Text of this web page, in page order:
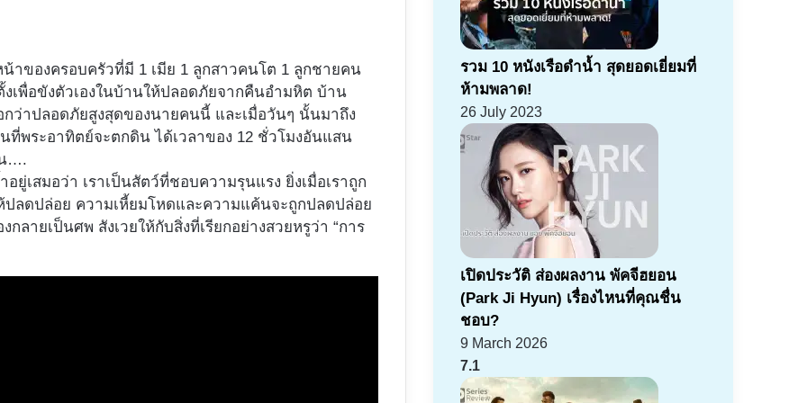
าของครอบครัวที่มี 1 เมีย 1 ลูกสาวคนโต 1 ลูกชายคน
เพื่อขังตัวเองในบ้านให้ปลอดภัยจากคืนอำมหิต บ้าน
ว่าปลอดภัยสูงสุดของนายคนนี้ และเมื่อวันๆ นั้นมาถึง
พระอาทิตย์จะตกดิน ได้เวลาของ 12 ชั่วโมงอันแสน
น….
ยู่เสมอว่า เราเป็นสัตว์ที่ชอบความรุนแรง ยิ่งเมื่อเราถูก
ปลดปล่อย ความเหี้ยมโหดและความแค้นจะถูกปลดปล่อย
ลายเป็นศพ สังเวยให้กับสิ่งที่เรียกอย่างสวยหรูว่า “การ
รวม 10 หนังเรือดำน้ำ สุดยอดเยี่ยมที่
ห้ามพลาด!
26 July 2023
เปิดประวัติ ส่องผลงาน พัคจีฮยอน
(Park Ji Hyun) เรื่องไหนที่คุณชื่น
ชอบ?
9 March 2026
7.1